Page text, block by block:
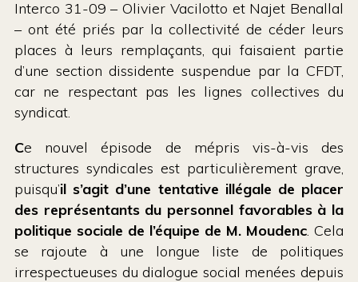
Interco 31-09 – Olivier Vacilotto et Najet Benallal
– ont été priés par la collectivité de céder leurs
places à leurs remplaçants, qui faisaient partie
d’une section dissidente suspendue par la CFDT,
car ne respectant pas les lignes collectives du
syndicat.
Ce nouvel épisode de mépris vis-à-vis des
structures syndicales est particulièrement grave,
puisqu’il s’agit d’une tentative illégale de placer
des représentants du personnel favorables à la
politique sociale de l’équipe de M. Moudenc . Cela
se rajoute à une longue liste de politiques
irrespectueuses du dialogue social menées depuis